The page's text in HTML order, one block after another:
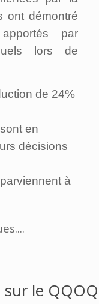
ont démontré
par
lors de
de 24%
en
décisions
à
le